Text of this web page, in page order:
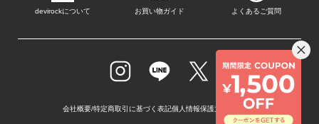
devirockについて お買い物ガイド よくあるご質問
会社概要/特定商取引に基づく表記個人情報保護方針 採用情報